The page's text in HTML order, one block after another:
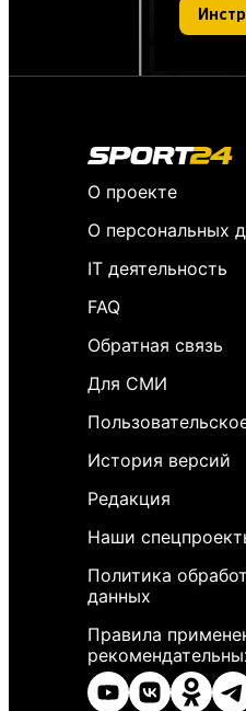
О проекте
О персональных
IT деятельность
FAQ
Обратная связь
Для СМИ
История версий
Редакция
Наши
Политика
данных
Правила